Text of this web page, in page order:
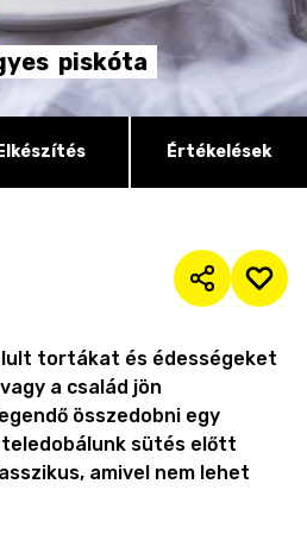
piskóta
Elkészítés Értékelések
tortákat és édességeket
a család jön
összedobni egy
sütés előtt
amivel nem lehet